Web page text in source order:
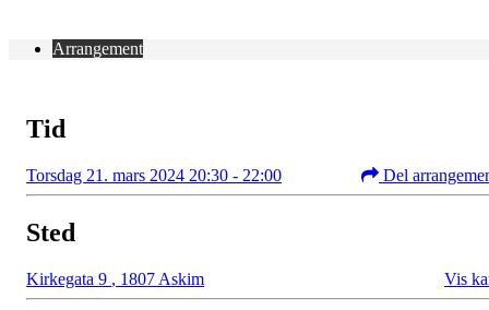
Arrangement
Tid
Torsdag 21. mars 2024 20:30 - 22:00 Del
Sted
Kirkegata 9 , 1807 Askim Vis